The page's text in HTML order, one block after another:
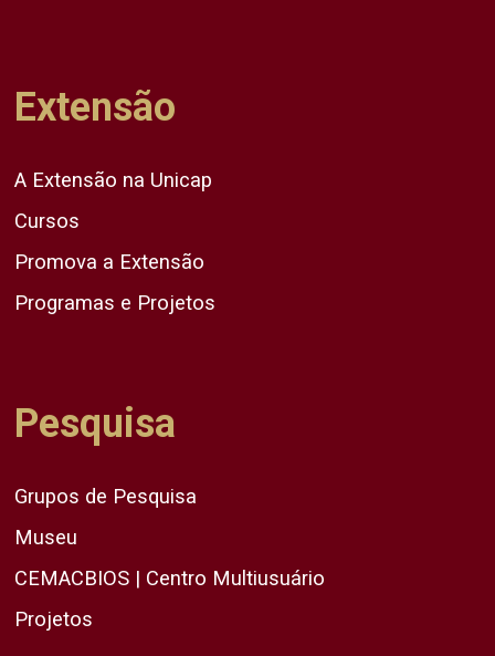
Extensão
A Extensão na Unicap
Cursos
Promova a Extensão
Programas e Projetos
Pesquisa
Grupos de Pesquisa
Museu
CEMACBIOS | Centro Multiusuário
Projetos